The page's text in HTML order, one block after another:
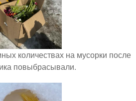
количествах на мусорки после
повыбрасывали.